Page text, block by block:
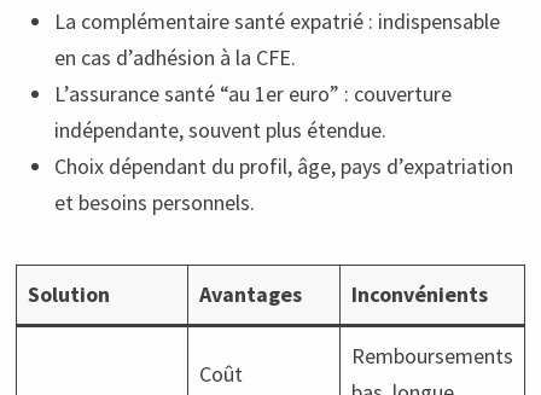
La complémentaire santé expatrié : indispensable
en cas d’adhésion à la CFE.
L’assurance santé “au 1er euro” : couverture
indépendante, souvent plus étendue.
Choix dépendant du profil, âge, pays d’expatriation
et besoins personnels.
Solution Avantages Inconvénients
Coût
Remboursements